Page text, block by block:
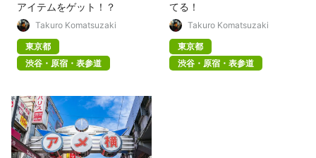
アイテムをゲット！？
Takuro Komatsuzaki
東京都
渋谷・原宿・表参道
てる！
Takuro Komatsuzaki
東京都
渋谷・原宿・表参道